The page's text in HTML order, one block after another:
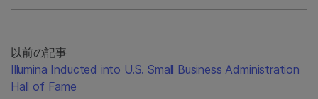
以前の記事
Illumina Inducted into U.S. Small Business Administration
Hall of Fame